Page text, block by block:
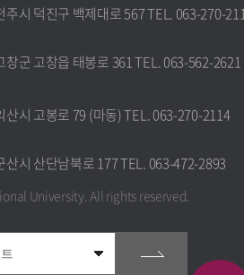
시 덕진구 백제대로 567 TEL. 063-270-
군 고창읍 태봉로 361 TEL. 063-562-2621
시 고봉로 79 (마동) TEL. 063-270-2114
시 산단남북로 177 TEL. 063-472-2893
University.All rights reserved.